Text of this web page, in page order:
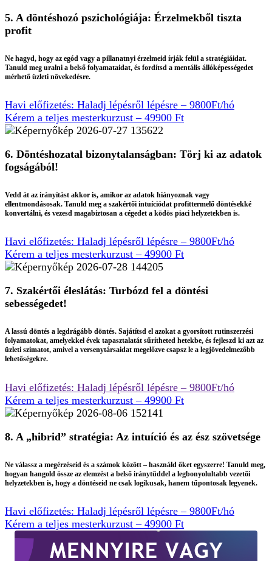
5. A döntéshozó pszichológiája: Érzelmekből tiszta
profit
Ne hagyd, hogy az egód vagy a pillanatnyi érzelmeid írják felül a stratégiáidat.
Tanuld meg uralni a belső folyamataidat, és fordítsd a mentális állóképességedet
mérhető üzleti növekedésre.
Havi előfizetés: Haladj lépésről lépésre – 9800Ft/hó
Kérem a teljes mesterkurzust – 49900 Ft
6. Döntéshozatal bizonytalanságban: Törj ki az adatok
fogságából!
Vedd át az irányítást akkor is, amikor az adatok hiányoznak vagy
ellentmondásosak. Tanuld meg a szakértői intuíciódat profittermelő döntésekké
konvertálni, és vezesd magabiztosan a cégedet a ködös piaci helyzetekben is.
Havi előfizetés: Haladj lépésről lépésre – 9800Ft/hó
Kérem a teljes mesterkurzust – 49900 Ft
7. Szakértői éleslátás: Turbózd fel a döntési
sebességedet!
A lassú döntés a legdrágább döntés. Sajátítsd el azokat a gyorsított rutinszerzési
folyamatokat, amelyekkel évek tapasztalatát sűrítheted hetekbe, és fejleszd ki azt az
üzleti szimatot, amivel a versenytársaidat megelőzve csapsz le a legjövedelmezőbb
lehetőségekre.
Havi előfizetés: Haladj lépésről lépésre – 9800Ft/hó
Kérem a teljes mesterkurzust – 49900 Ft
8. A „hibrid” stratégia: Az intuíció és az ész szövetsége
Ne válassz a megérzéseid és a számok között – használd őket egyszerre! Tanuld meg,
hogyan hangold össze az elemzést a belső iránytűddel a legbonyolultabb vezetői
helyzetekben is, hogy a döntéseid ne csak logikusak, hanem tűpontosak legyenek.
Havi előfizetés: Haladj lépésről lépésre – 9800Ft/hó
Kérem a teljes mesterkurzust – 49900 Ft